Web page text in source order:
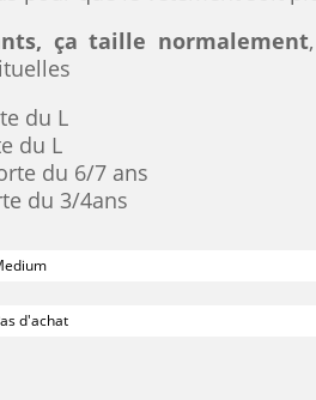
ça taille normalement
du L
du L
du 6/7 ans
du 3/4ans